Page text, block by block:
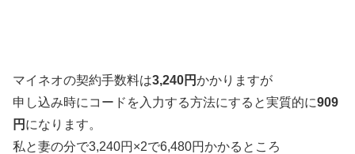
マイネオの契約手数料は3,240円かかりますが
申し込み時にコードを入力する方法にすると実質的に909
円 になります。
私と妻の分で3,240円×2で6,480円かかるところ